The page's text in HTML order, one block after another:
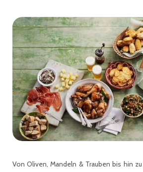
Von Oliven, Mandeln & Trauben bis hin